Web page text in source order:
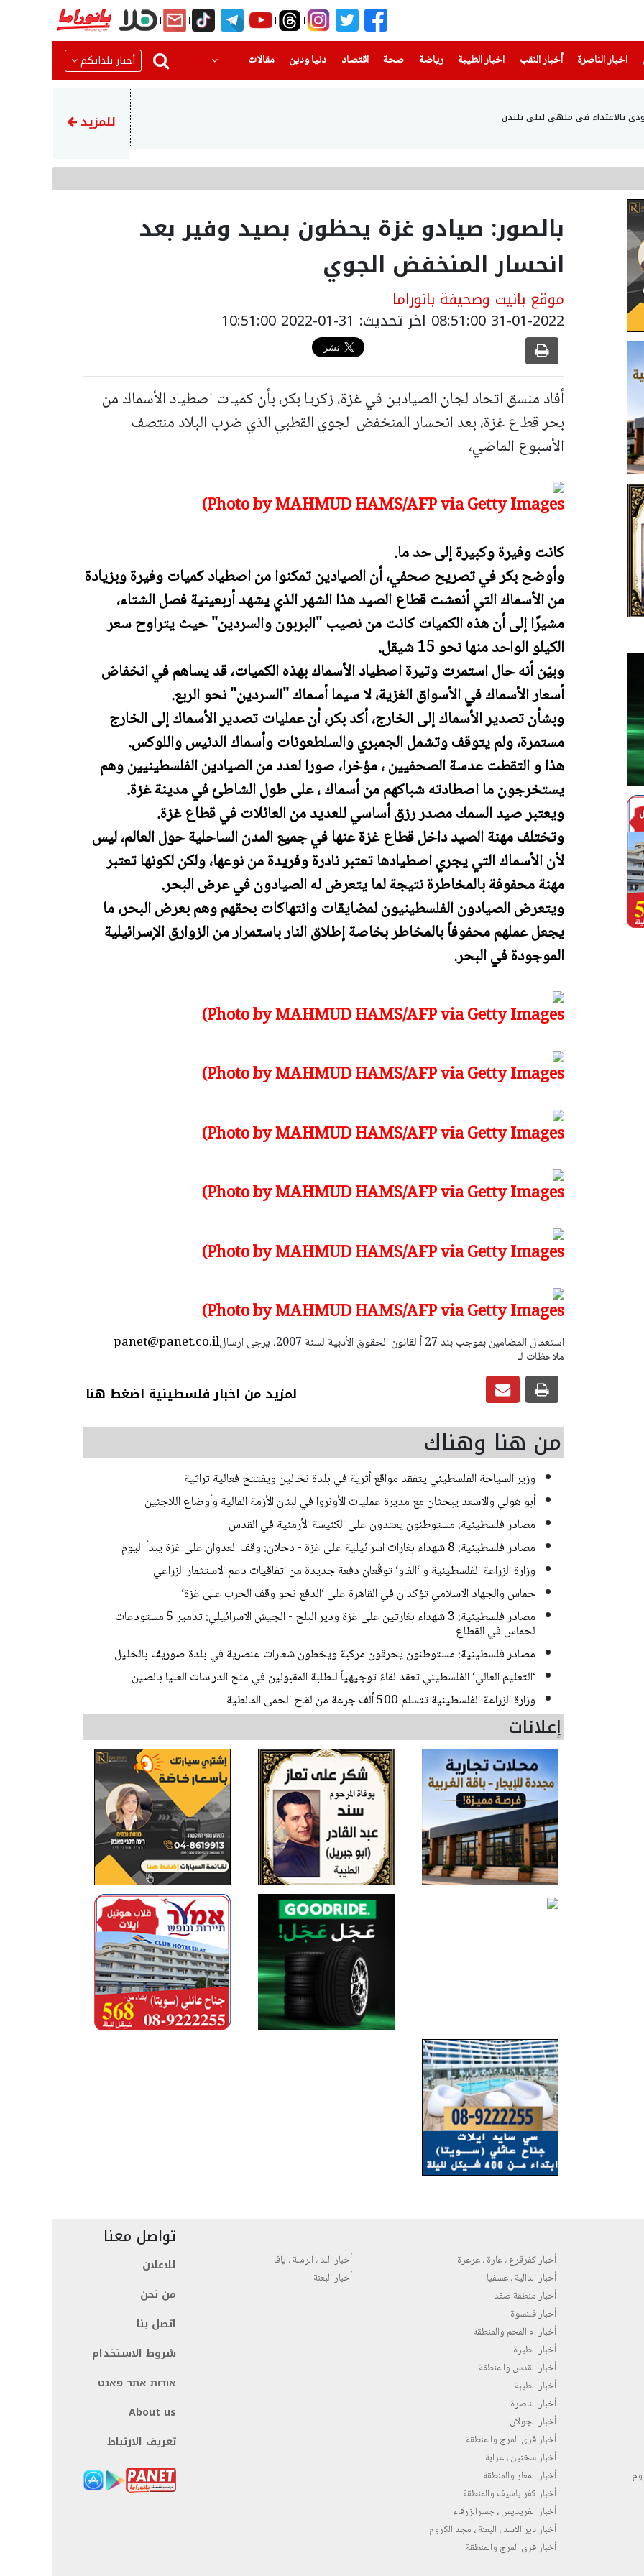
اخبار الناصرة
(current) أخبار النقب اخبار الطيبة(current) رياضة
(current) صحة(current) اقتصاد دنيا ودين
(current) مقالات أخبار بلداتكم
بالاعتداء في ملهى ليلي بلندن عراقجي يشيد بالجيش
للمزيد
بالصور: صيادو غزة يحظون بصيد وفير بعد
انحسار المنخفض الجوي
موقع بانيت وصحيفة بانوراما
31-01-2022 08:51:00 اخر تحديث: 31-01-2022 10:51:00
أفاد منسق اتحاد لجان الصيادين في غزة، زكريا بكر، بأن كميات اصطياد الأسماك من
بحر قطاع غزة، بعد انحسار المنخفض الجوي القطبي الذي ضرب البلاد منتصف
الأسبوع الماضي،
Photo by MAHMUD HAMS/AFP via Getty Images)
كانت وفيرة وكبيرة إلى حد ما.
وأوضح بكر في تصريح صحفي، أن الصيادين تمكنوا من اصطياد كميات وفيرة وبزيادة
من الأسماك التي أنعشت قطاع الصيد هذا الشهر الذي يشهد أربعينية فصل الشتاء،
مشيرًا إلى أن هذه الكميات كانت من نصيب "البربون والسردين" حيث يتراوح سعر
الكيلو الواحد منها نحو 15 شيقل.
وبيّن أنه حال استمرت وتيرة اصطياد الأسماك بهذه الكميات، قد يساهم في انخفاض
أسعار الأسماك في الأسواق الغزية، لا سيما أسماك "السردين" نحو الربع.
وبشأن تصدير الأسماك إلى الخارج، أكد بكر، أن عمليات تصدير الأسماك إلى الخارج
مستمرة، ولم يتوقف وتشمل الجمبري والسلطعونات وأسماك الدنيس واللوكس.
هذا و التقطت عدسة الصحفيين ، مؤخرا، صورا لعدد من الصيادين الفلسطينيين وهم
يستخرجون ما اصطادته شباكهم من أسماك ، على طول الشاطئ في مدينة غزة.
ويعتبر صيد السمك مصدر رزق أساسي للعديد من العائلات في قطاع غزة.
وتختلف مهنة الصيد داخل قطاع غزة عنها في جميع المدن الساحلية حول العالم، ليس
لأن الأسماك التي يجري اصطيادها تعتبر نادرة وفريدة من نوعها، ولكن لكونها تعتبر
مهنة محفوفة بالمخاطرة نتيجة لما يتعرض له الصيادون في عرض البحر.
ويتعرض الصيادون الفلسطينيون لمضايقات وانتهاكات بحقهم وهم بعرض البحر، ما
يجعل عملهم محفوفاً بالمخاطر بخاصة إطلاق النار باستمرار من الزوارق الإسرائيلية
الموجودة في البحر.
Photo by MAHMUD HAMS/AFP via Getty Images)
Photo by MAHMUD HAMS/AFP via Getty Images)
Photo by MAHMUD HAMS/AFP via Getty Images)
Photo by MAHMUD HAMS/AFP via Getty Images)
Photo by MAHMUD HAMS/AFP via Getty Images)
Photo by MAHMUD HAMS/AFP via Getty Images)
panet@panet.co.ilاستعمال المضامين بموجب بند 27 أ لقانون الحقوق الأدبية لسنة 2007، يرجى ارسال
ملاحظات لـ
لمزيد من اخبار فلسطينية اضغط هنا
من هنا وهناك
وزير السياحة الفلسطيني يتفقد مواقع أثرية في بلدة نحالين ويفتتح فعالية تراثية
أبو هولي والاسعد يبحثان مع مديرة عمليات الأونروا في لبنان الأزمة المالية وأوضاع اللاجئين
مصادر فلسطينية: مستوطنون يعتدون على الكنيسة الأرمنية في القدس
مصادر فلسطينية: 8 شهداء بغارات اسرائيلية على غزة - دحلان: وقف العدوان على غزة يبدأ اليوم
وزارة الزراعة الفلسطينية و ‘الفاو‘ توقّعان دفعة جديدة من اتفاقيات دعم الاستثمار الزراعي
حماس والجهاد الاسلامي تؤكدان في القاهرة على ‘الدفع نحو وقف الحرب على غزة‘
مصادر فلسطينية: 3 شهداء بغارتين على غزة ودير البلح - الجيش الاسرائيلي: تدمير 5 مستودعات
لحماس في القطاع
مصادر فلسطينية: مستوطنون يحرقون مركبة ويخطون شعارات عنصرية في بلدة صوريف بالخليل
‘التعليم العالي‘ الفلسطيني تعقد لقاءً توجيهياً للطلبة المقبولين في منح الدراسات العليا بالصين
وزارة الزراعة الفلسطينية تتسلم 500 ألف جرعة من لقاح الحمى المالطية
إعلانات
أخبار كفرقرع ، عارة ، عرعرة
أخبار الدالية ، عسفيا
أخبار منطقة صفد
أخبار قلنسوة
أخبار ام الفحم والمنطقة
أخبار الطيرة
أخبار القدس والمنطقة
أخبار الطيبة
أخبار الناصرة
أخبار الجولان
أخبار قرى المرج والمنطقة
أخبار سخنين ، عرابة
أخبار المغار والمنطقة
أخبار كفر ياسيف والمنطقة
أخبار الفريديس ، جسرالزرقاء
أخبار دير الاسد ، البعنة ، مجد الكروم
أخبار قرى المرج والمنطقة
أخبار اللد ، الرملة ، يافا
أخبار البعنة
تواصل معنا
للاعلان
من نحن
اتصل بنا
شروط الاستخدام
אודות אתר פאנט
About us
تعريف الارتباط